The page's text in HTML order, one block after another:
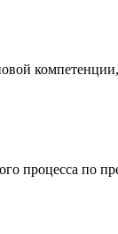
процесса